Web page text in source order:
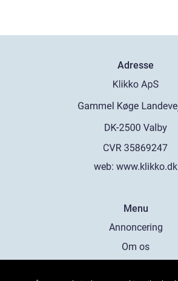
Adresse
web: www.klikko.dk
Menu
Annoncering
Om os